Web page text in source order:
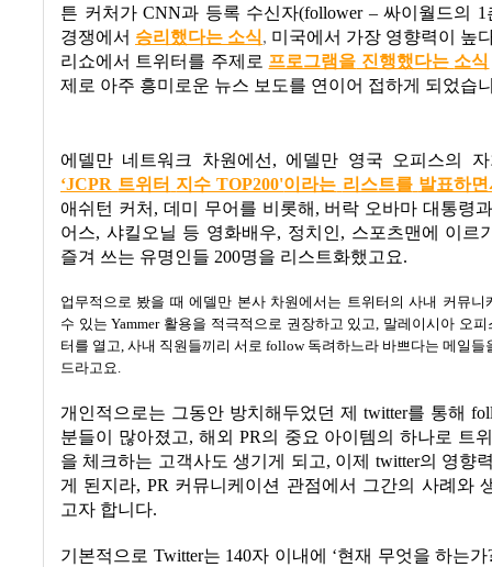
튼 커처가CNN과 등록 수신자(follower –싸이월드의 1
경쟁에서 승리했다는 소식, 미국에서 가장 영향력이 높
리쇼에서 트위터를 주제로 프로그램을 진행했다는 소식
제로 아주 흥미로운 뉴스 보도를 연이어 접하게 되었습
에델만 네트워크 차원에선, 에델만 영국 오피스의 자
‘JCPR 트위터 지수 TOP200'이라는 리스트를 발표하
애쉬턴 커처 , 데미 무어를 비롯해 , 버락 오바마 대통령
어스, 샤킬오닐 등 영화배우, 정치인, 스포츠맨에 이르
즐겨 쓰는 유명인들 200명을 리스트화했고요.
업무적으로 봤을 때 에델만 본사 차원에서는 트위터의 사내 커뮤니
수 있는 Yammer 활용을 적극적으로 권장하고 있고
말레이시아 오
터를 열고 사내 직원들끼리 서로 follow 독려하느라 바쁘다는 메일들
드라고요
개인적으로는 그동안 방치해두었던 제 twitter를 통해
분들이 많아졌고, 해외 PR의 중요 아이템의 하나로 트
을 체크하는 고객사도 생기게 되고, 이제 twitter의 영향
게 된지라, PR 커뮤니케이션 관점에서 그간의 사례와
고자 합니다.
기본적으로 Twitter는 140자 이내에 ‘현재 무엇을 하는가